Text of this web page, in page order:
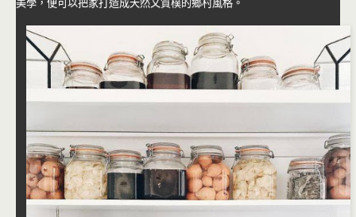
美學，便可以把家打造成天然又質樸的鄉村風格。